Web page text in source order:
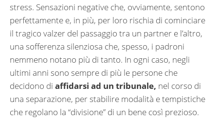
stress. Sensazioni negative che, ovviamente, sentono
perfettamente e, in più, per loro rischia di cominciare
il tragico valzer del passaggio tra un partner e l’altro,
una sofferenza silenziosa che, spesso, i padroni
nemmeno notano più di tanto. In ogni caso, negli
ultimi anni sono sempre di più le persone che
decidono di affidarsi ad un tribunale, nel corso di
una separazione, per stabilire modalità e tempistiche
che regolano la “divisione” di un bene così prezioso.